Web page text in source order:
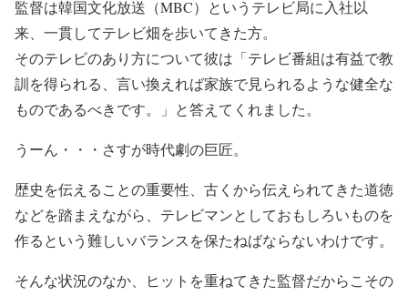
監督は韓国文化放送（MBC）というテレビ局に入社以
来、一貫してテレビ畑を歩いてきた方。
そのテレビのあり方について彼は「テレビ番組は有益で教
訓を得られる、言い換えれば家族で見られるような健全な
ものであるべきです。」と答えてくれました。
うーん・・・さすが時代劇の巨匠。
歴史を伝えることの重要性、古くから伝えられてきた道徳
などを踏まえながら、テレビマンとしておもしろいものを
作るという難しいバランスを保たねばならないわけです。
そんな状況のなか、ヒットを重ねてきた監督だからこその